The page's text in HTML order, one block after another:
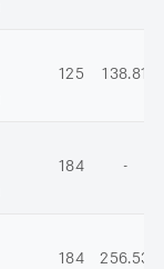
125 138.81
184 -
184 256.53